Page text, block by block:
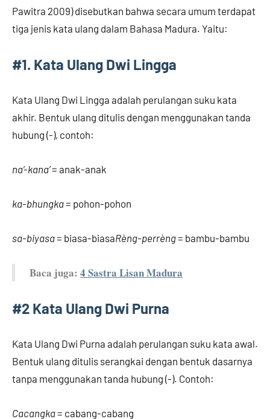
Pawitra 2009) disebutkan bahwa secara umum terdapat
tiga jenis kata ulang dalam Bahasa Madura. Yaitu:
#1. Kata Ulang Dwi Lingga
Kata Ulang Dwi Lingga adalah perulangan suku kata
akhir. Bentuk ulang ditulis dengan menggunakan tanda
hubung (-), contoh:
na’-kana’= anak-anak
ka-bhungka= pohon-pohon
sa-biyasa= biasa-biasaRèng-perrèng= bambu-bambu
Baca juga: 4 Sastra Lisan Madura
#2 Kata Ulang Dwi Purna
Kata Ulang Dwi Purna adalah perulangan suku kata awal.
Bentuk ulang ditulis serangkai dengan bentuk dasarnya
tanpa menggunakan tanda hubung (-). Contoh:
Cacangka= cabang-cabang